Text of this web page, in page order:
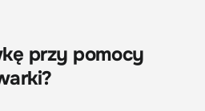
przy pomocy